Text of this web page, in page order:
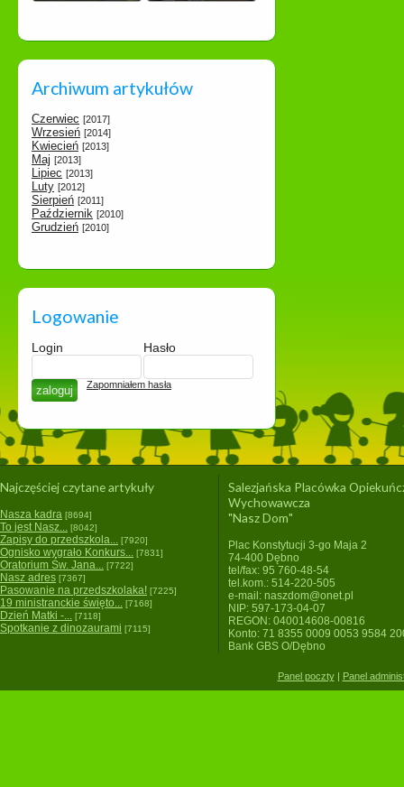
Archiwum artykułów
Czerwiec [2017]
Wrzesień [2014]
Kwiecień [2013]
Maj [2013]
Lipiec [2013]
Luty [2012]
Sierpień [2011]
Październik [2010]
Grudzień [2010]
Logowanie
Login Hasło
Zapomniałem hasła
Najczęściej czytane artykuły
Nasza kadra [8694]
To jest Nasz... [8042]
Zapisy do przedszkola... [7920]
Ognisko wygrało Konkurs... [7831]
Oratorium Św. Jana... [7722]
Nasz adres [7367]
Pasowanie na przedszkolaka! [7225]
19 ministranckie święto... [7168]
Dzień Matki -... [7118]
Spotkanie z dinozaurami [7115]
Salezjańska Placówka
Wychowawcza
"Nasz Dom"
Plac Konstytucji 3-go Maja 2
74-400 Dębno
tel/fax: 95 760-48-54
tel.kom.: 514-220-505
e-mail: naszdom@onet.pl
NIP: 597-173-04-07
REGON: 040014608-00816
Konto: 71 8355 0009 0053 9584
Bank GBS O/Dębno
Panel poczty| Panel